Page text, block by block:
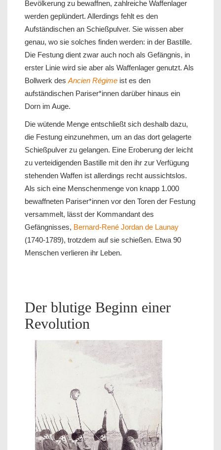
Bevölkerung zu bewaffnen, zahlreiche Waffenlager
werden geplündert. Allerdings fehlt es den
Aufständischen an Schießpulver. Sie wissen aber
genau, wo sie solches finden werden: in der Bastille.
Die Festung dient zwar auch noch als Gefängnis, in
erster Linie wird sie aber als Waffenlager genutzt. Als
Bollwerk des Ancien Régime ist es den
aufständischen Pariser*innen darüber hinaus ein
Dorn im Auge.
Die wütende Menge entschließt sich deshalb dazu,
die Festung einzunehmen, um an das dort gelagerte
Schießpulver zu gelangen. Eine Eroberung der leicht
zu verteidigenden Bastille mit den ihr zur Verfügung
stehenden Waffen ist allerdings recht aussichtslos.
Als sich eine Menschenmenge von knapp 1.000
bewaffneten Pariser*innen vor den Toren der Festung
versammelt, lässt der Kommandant des
Gefängnisses, Bernard-René Jordan de Launay
(1740-1789), trotzdem auf sie schießen. Etwa 90
Menschen verlieren ihr Leben.
Der blutige Beginn einer
Revolution